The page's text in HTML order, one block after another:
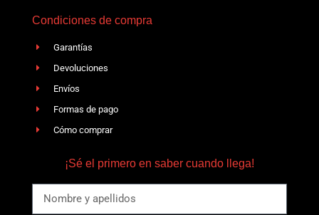
Condiciones de compra
Garantías
Devoluciones
Envíos
Formas de pago
Cómo comprar
¡Sé el primero en saber cuando llega!